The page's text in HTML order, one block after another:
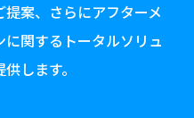
案、さらにアフターメ
関するトータルソリュ
します。